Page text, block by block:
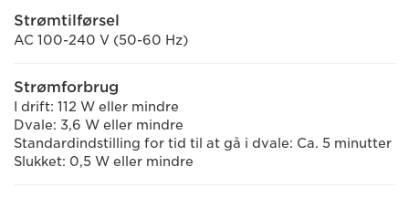
Strømtilførsel
AC 100-240 V (50-60 Hz)
Strømforbrug
I drift: 112 W eller mindre
Dvale: 3,6 W eller mindre
Standardindstilling for tid til at gå i dvale: Ca. 5 minutter
Slukket: 0,5 W eller mindre